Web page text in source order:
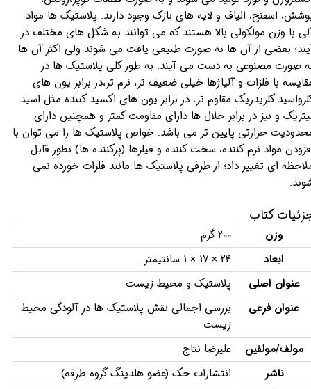
اسفنج، الیاف و لایه های نازک وجود دارند. پلاستیک ها مواد
با وزن مولکولی بالا هستند که می توانند به شکل های مختلف در
بعضی از آن ها به صورت طبیعی یافت می شوند ولی اکثر آن ها
صورت مصنوعی به دست می آیند. به طور کلی پلاستیک ها در
با فلزات و آلیاژها خیلی ضعیف تر، نرم تر،در برابر یون های
کلریدریک مقاوم تر، در برابر یون های اکسید کننده مثل اسید
و نیز در برابر حلال ها دارای مقاومت کمتر و همچنین دارای
حرارتی پایین تر می باشد. خواص پلاستیک ها را می توان با
مواد نرم کننده، سخت کننده و فیلرها (پرکننده ها) بطور قابل
ای تغییر داد؛ از طرفی پلاستیک ها مانند فلزات خورده نمی
کتاب
وزن
200 گرم
ابعاد
24 × 17 × 1 سانتیمتر
عنوان اصلی
پلاستیک و محیط زیست
عنوان فرعی
بررسی اجمالی نقش پلاستیک ها در آلودگی محیط
زیست
مولف/مولفین
علیرضا نتاج
ناشر
انتشارات حک (عضو هلدینگ گروه طرفه)